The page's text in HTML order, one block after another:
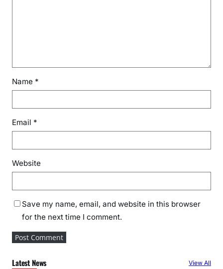
Name *
Email *
Website
Save my name, email, and website in this browser
for the next time I comment.
Latest News View All